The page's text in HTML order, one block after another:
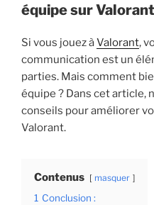
équipe sur Valorant
Si vous jouez àValorant,
communication est un
parties. Mais comment
équipe ? Dans cet article,
conseils pour améliorer
Valorant.
Contenus masquer
1 Conclusion :